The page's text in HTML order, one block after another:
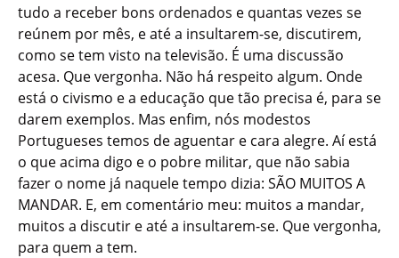
tudo a receber bons ordenados e quantas vezes se
reúnem por mês, e até a insultarem-se, discutirem,
como se tem visto na televisão. É uma discussão
acesa. Que vergonha. Não há respeito algum. Onde
está o civismo e a educação que tão precisa é, para se
darem exemplos. Mas enfim, nós modestos
Portugueses temos de aguentar e cara alegre. Aí está
o que acima digo e o pobre militar, que não sabia
fazer o nome já naquele tempo dizia: SÃO MUITOS A
MANDAR. E, em comentário meu: muitos a mandar,
muitos a discutir e até a insultarem-se. Que vergonha,
para quem a tem.